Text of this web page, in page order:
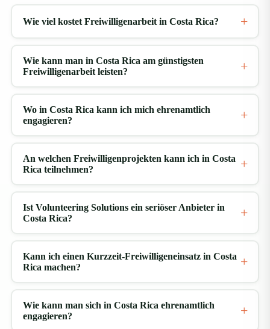
am besten, indem Sie den Kolibris und
Orchideen und die tropischen Blüten bewundern!
Sie können von Kaffee nicht genug bekommen? Diese
Plantage erstreckt sich über 30 Hektar und
Rica-Kaffees. Hier erfahren Sie, wie Bio-Kaffee
Erntezeit – von Oktober bis Januar – besuchen,
Kaffeezubereitung und lernen, wie Experten Kaffee
Hochlandtour nach Barva und Heredia
Wie viel kostet Freiwilligenarbeit in Costa Rica?
Wie kann man in Costa Rica am günstigsten
Freiwilligenarbeit leisten?
Wo in Costa Rica kann ich mich ehrenamtlich
engagieren?
An welchen Freiwilligenprojekten kann ich in Costa
Rica teilnehmen?
Ist Volunteering Solutions ein seriöser Anbieter in
Costa Rica?
Kann ich einen Kurzzeit-Freiwilligeneinsatz in Costa
Rica machen?
Wie kann man sich in Costa Rica ehrenamtlich
engagieren?